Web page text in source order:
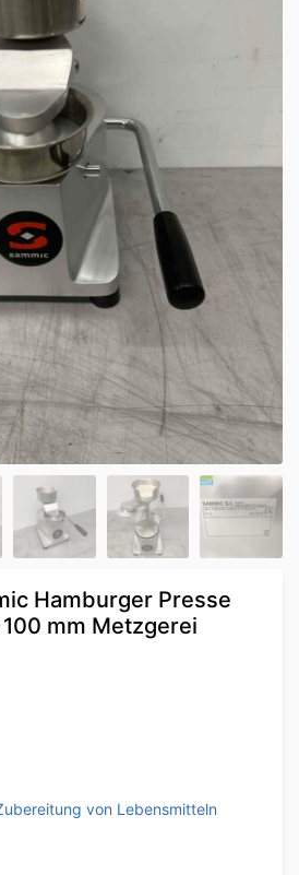
Hamburger Presse
mm Metzgerei
von Lebensmitteln